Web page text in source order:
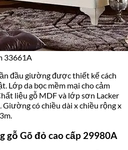
33661A
đầu giường được thiết kế cách
Lớp da bọc mềm mại cho cảm
liệu gỗ MDF và lớp sơn Lacker
có chiều dài x chiều rộng x
gỗ Gõ đỏ cao cấp 29980A